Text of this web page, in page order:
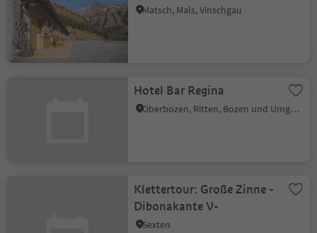
Matsch, Mals, Vinschgau
Hotel Bar Regina
Oberbozen, Ritten, Bozen und Umgebung
Klettertour: Große Zinne -
Dibonakante V-
Sexten